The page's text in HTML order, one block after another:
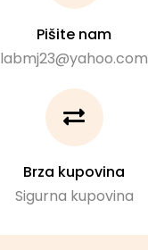
Pišite nam
labmj23@yahoo.com
Brza kupovina
Sigurna kupovina